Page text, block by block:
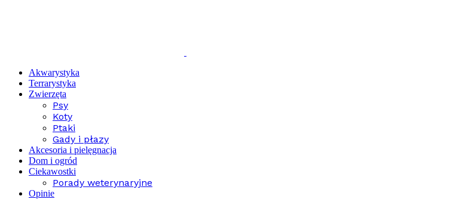
Akwarystyka
Terrarystyka
Zwierzęta
Psy
Koty
Ptaki
Gady i płazy
Akcesoria i pielęgnacja
Dom i ogród
Ciekawostki
Porady weterynaryjne
Opinie